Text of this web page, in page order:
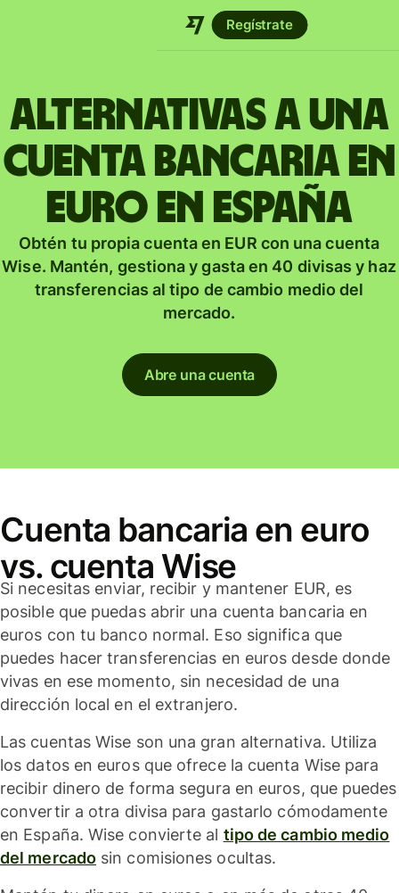
Regístrate
Alternativas a una
cuenta bancaria en
euro en España
Obtén tu propia cuenta en EUR con una cuenta
Wise. Mantén, gestiona y gasta en 40 divisas y haz
transferencias al tipo de cambio medio del
mercado.
Abre una cuenta
Cuenta bancaria en euro
vs. cuenta Wise
Si necesitas enviar, recibir y mantener EUR, es
posible que puedas abrir una cuenta bancaria en
euros con tu banco normal. Eso significa que
puedes hacer transferencias en euros desde donde
vivas en ese momento, sin necesidad de una
dirección local en el extranjero.
Las cuentas Wise son una gran alternativa. Utiliza
los datos en euros que ofrece la cuenta Wise para
recibir dinero de forma segura en euros, que puedes
convertir a otra divisa para gastarlo cómodamente
en España. Wise convierte al tipo de cambio medio
del mercado sin comisiones ocultas.